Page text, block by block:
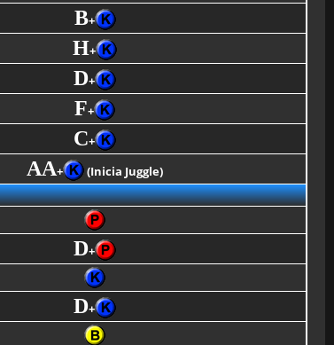
B+
H+
D+
F+
C+
AA+
(Inicia Juggle)
D+
D+